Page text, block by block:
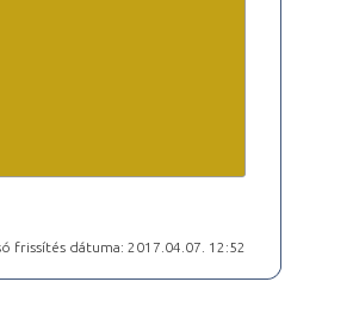
frissítés dátuma: 2017.04.07. 12:52